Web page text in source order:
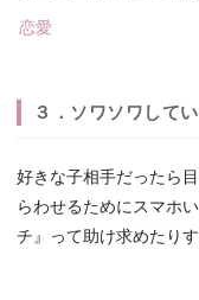
恋愛
３．ソワソワして
好きな子相手だったら
らわせるためにスマホ
チ』って助け求めたり